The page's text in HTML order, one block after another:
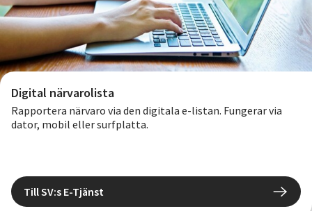
Digital närvarolista
Rapportera närvaro via den digitala e-listan. Fungerar via
dator, mobil eller surfplatta.
Till SV:s E-Tjänst